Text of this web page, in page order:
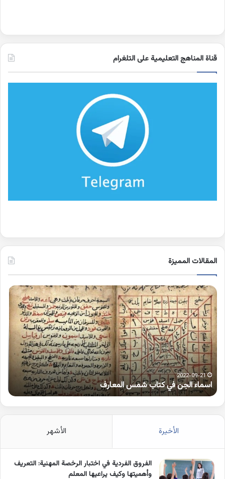
قناة المناهج التعليمية على التلغرام
المقالات المميزة
اسماء
الجن
في
كتاب
شمس
المعارف
2022-09-21
اسماء الجن في كتاب شمس المعارف
الأخيرة الأشهر
الفروق الفردية في اختبار الرخصة المهنية: التعريف
وأهميتها وكيف يراعيها المعلم